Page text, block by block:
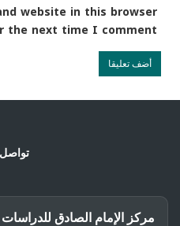
website in this browser
the next time I comment.
تواصل
مركز الإمام الصادق